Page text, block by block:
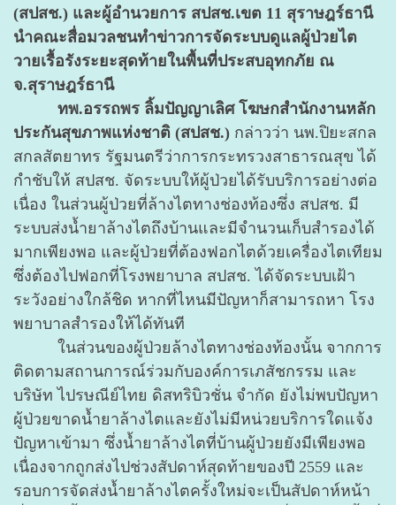
(สปสช.) และผู้อำนวยการ สปสช.เขต 11 สุราษฎร์ธานี
นำคณะสื่อมวลชนทำข่าวการจัดระบบดูแลผู้ป่วยไต
วายเรื้อรังระยะสุดท้ายในพื้นที่ประสบอุทกภัย ณ
จ.สุราษฎร์ธานี
ทพ.อรรถพร ลิ้มปัญญาเลิศ โฆษกสำนักงานหลัก
ประกันสุขภาพแห่งชาติ (สปสช.) กล่าวว่า นพ.ปิยะสกล
สกลสัตยาทร รัฐมนตรีว่าการกระทรวงสาธารณสุข ได้
กำชับให้ สปสช. จัดระบบให้ผู้ป่วยได้รับบริการอย่างต่อ
เนื่อง ในส่วนผู้ป่วยที่ล้างไตทางช่องท้องซึ่ง สปสช. มี
ระบบส่งน้ำยาล้างไตถึงบ้านและมีจำนวนเก็บสำรองได้
มากเพียงพอ และผู้ป่วยที่ต้องฟอกไตด้วยเครื่องไตเทียม
ซึ่งต้องไปฟอกที่โรงพยาบาล สปสช. ได้จัดระบบเฝ้า
ระวังอย่างใกล้ชิด หากที่ไหนมีปัญหาก็สามารถหา โรง
พยาบาลสำรองให้ได้ทันที
ในส่วนของผู้ป่วยล้างไตทางช่องท้องนั้น จากการ
ติดตามสถานการณ์ร่วมกับองค์การเภสัชกรรม และ
บริษัท ไปรษณีย์ไทย ดิสทริบิวชั่น จำกัด ยังไม่พบปัญหา
ผู้ป่วยขาดน้ำยาล้างไตและยังไม่มีหน่วยบริการใดแจ้ง
ปัญหาเข้ามา ซึ่งน้ำยาล้างไตที่บ้านผู้ป่วยยังมีเพียงพอ
เนื่องจากถูกส่งไปช่วงสัปดาห์สุดท้ายของปี 2559 และ
รอบการจัดส่งน้ำยาล้างไตครั้งใหม่จะเป็นสัปดาห์หน้า